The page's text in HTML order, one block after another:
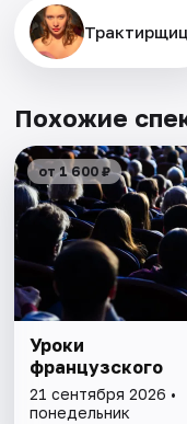
Похожие
от 1 600 ₽
Уроки
французского
21 сентября 2026 •
понедельник